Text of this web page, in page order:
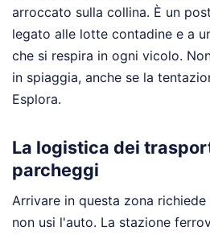
arroccato sulla collina. È un
legato alle lotte contadine e a
che si respira in ogni vicolo.
in spiaggia, anche se la
Esplora.
La logistica dei
parcheggi
Arrivare in questa zona
non usi l'auto. La stazione